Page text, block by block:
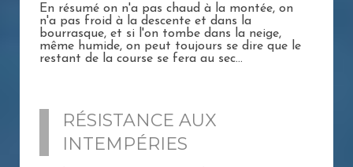
En résumé on n'a pas chaud à la montée, on
n'a pas froid à la descente et dans la
bourrasque, et si l'on tombe dans la neige,
même humide, on peut toujours se dire que le
restant de la course se fera au sec...
RÉSISTANCE AUX
INTEMPÉRIES